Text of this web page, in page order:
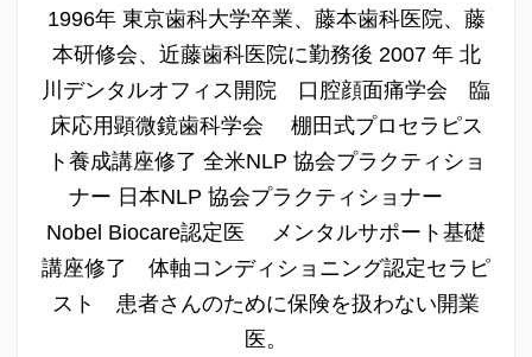
1996年 東京歯科大学卒業、藤本歯科医院、藤
本研修会、近藤歯科医院に勤務後 2007 年 北
川デンタルオフィス開院 口腔顔面痛学会 臨
床応用顕微鏡歯科学会 棚田式プロセラピス
ト養成講座修了 全米NLP 協会プラクティショ
ナー 日本NLP 協会プラクティショナー
Nobel Biocare認定医 メンタルサポート基礎
講座修了 体軸コンディショニング認定セラピ
スト 患者さんのために保険を扱わない開業
医。